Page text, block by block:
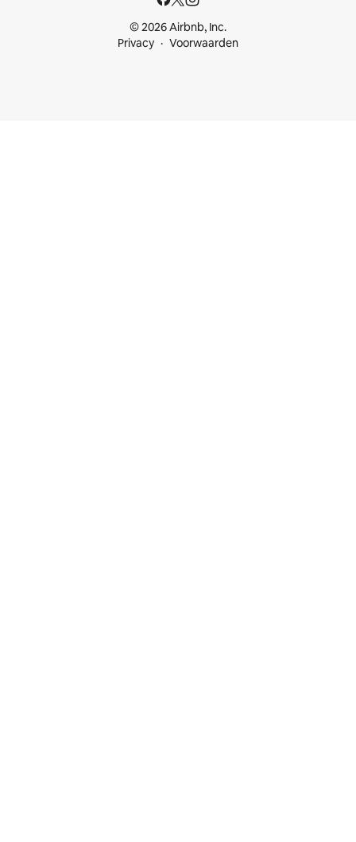
© 2026 Airbnb, Inc.
Privacy
Voorwaarden